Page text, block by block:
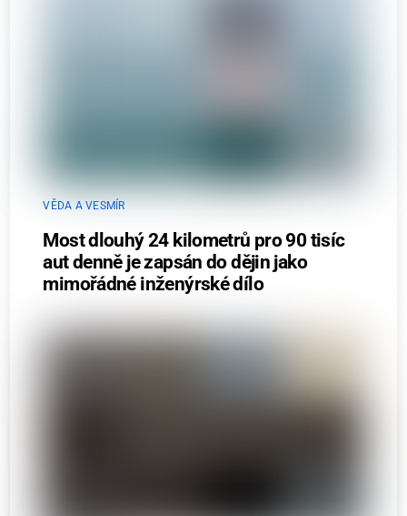
VĚDA A VESMÍR
Most dlouhý 24 kilometrů pro 90 tisíc
aut denně je zapsán do dějin jako
mimořádné inženýrské dílo